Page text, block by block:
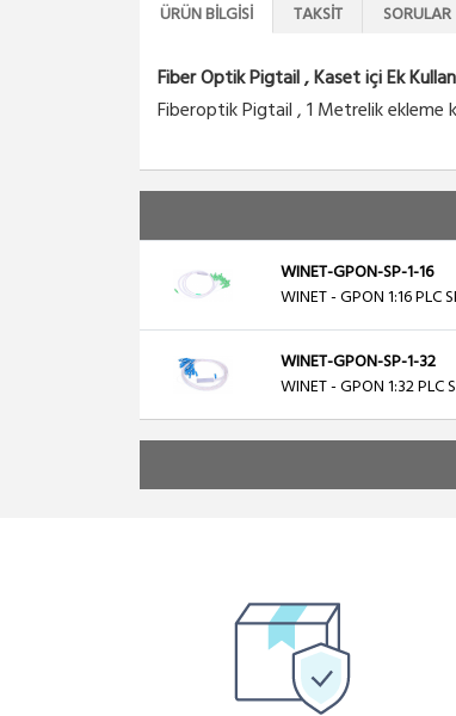
ÜRÜN BILGISI TAKSIT SORULAR
Fiber Optik Pigtail , Kaset içi Ek
Fiberoptik Pigtail , 1 Metrelik
WINET-GPON-SP-1-16
WINET - GPON 1:16 PLC
WINET-GPON-SP-1-32
WINET - GPON 1:32 PLC